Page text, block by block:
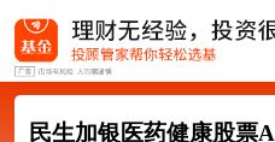
民生加银医药健康股票A